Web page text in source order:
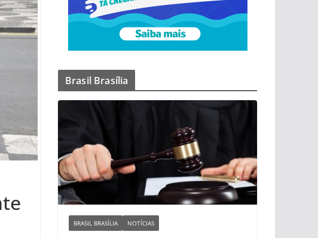
Brasil Brasília
BRASIL BRASÍLIA NOTÍCIAS